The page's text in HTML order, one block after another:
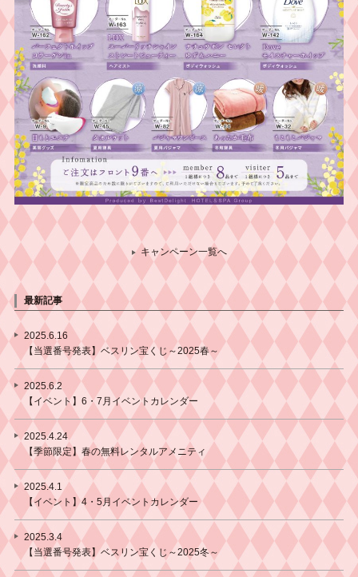
キャンペーン一覧へ
最新記事
2025.6.16
【当選番号発表】ベスリン宝くじ～2025春～
2025.6.2
【イベント】6・7月イベントカレンダー
2025.4.24
【季節限定】春の無料レンタルアメニティ
2025.4.1
【イベント】4・5月イベントカレンダー
2025.3.4
【当選番号発表】ベスリン宝くじ～2025冬～